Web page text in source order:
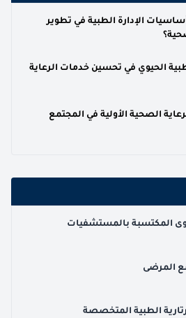
الإدارة الطبية في تطوير
الحيوي في تحسين خدمات الرعاية
الصحية الأولية في المجتمع
المكتسبة بالمستشفيات
المرضى
الطبية المتخصصة